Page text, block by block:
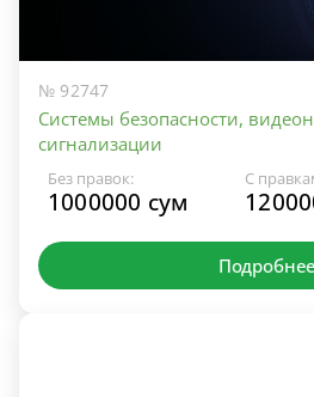
№ 92747
Системы безопасности,
сигнализации
Без правок:
1000000 сум
С
Подробнее